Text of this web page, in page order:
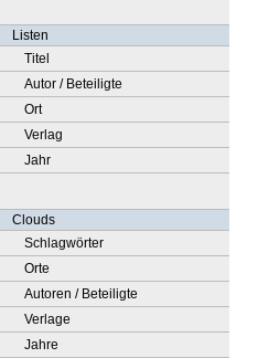
Listen
Titel
Autor / Beteiligte
Ort
Verlag
Jahr
Clouds
Schlagwörter
Orte
Autoren / Beteiligte
Verlage
Jahre